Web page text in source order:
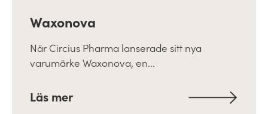
Waxonova
När Circius Pharma lanserade sitt nya
varumärke Waxonova, en...
Läs mer